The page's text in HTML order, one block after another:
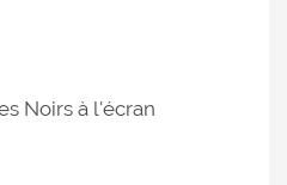
Noirs à l'écran